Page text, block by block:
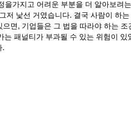
을가지고 어려운 부분을 더 알아보려는
그저 낯선 거였습니다. 결국 사람이 하는
으면 , 기업들은 그 법을 따라야 하는 조
는 패널티가 부과될 수 있는 위험이 있
.